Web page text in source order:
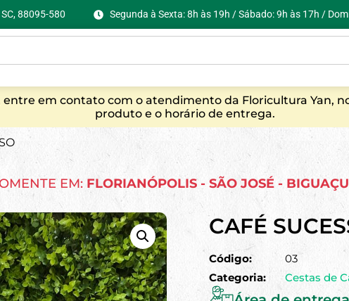
88095-580 Segunda à Sexta: 8h às 19h / Sábado: 9h às 17h /
em contato com o atendimento da Floricultura Yan,
produto e o horário de entrega.
EM: FLORIANÓPOLIS - SÃO JOSÉ -
CAFÉ
Código:
03
Categoria:
Cestas de